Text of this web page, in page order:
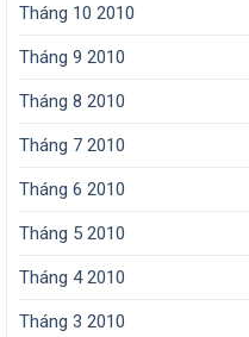
Tháng 10 2010
Tháng 9 2010
Tháng 8 2010
Tháng 7 2010
Tháng 6 2010
Tháng 5 2010
Tháng 4 2010
Tháng 3 2010